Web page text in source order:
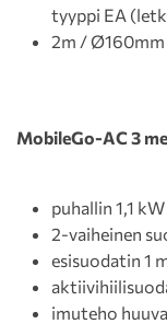
tyyppi EA
2m / Ø160mm
MobileGo-AC 3
puhallin 1,1
2-vaiheinen
esisuodatin 1
imuteho